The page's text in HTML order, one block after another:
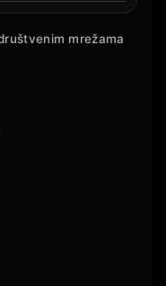
mrežama